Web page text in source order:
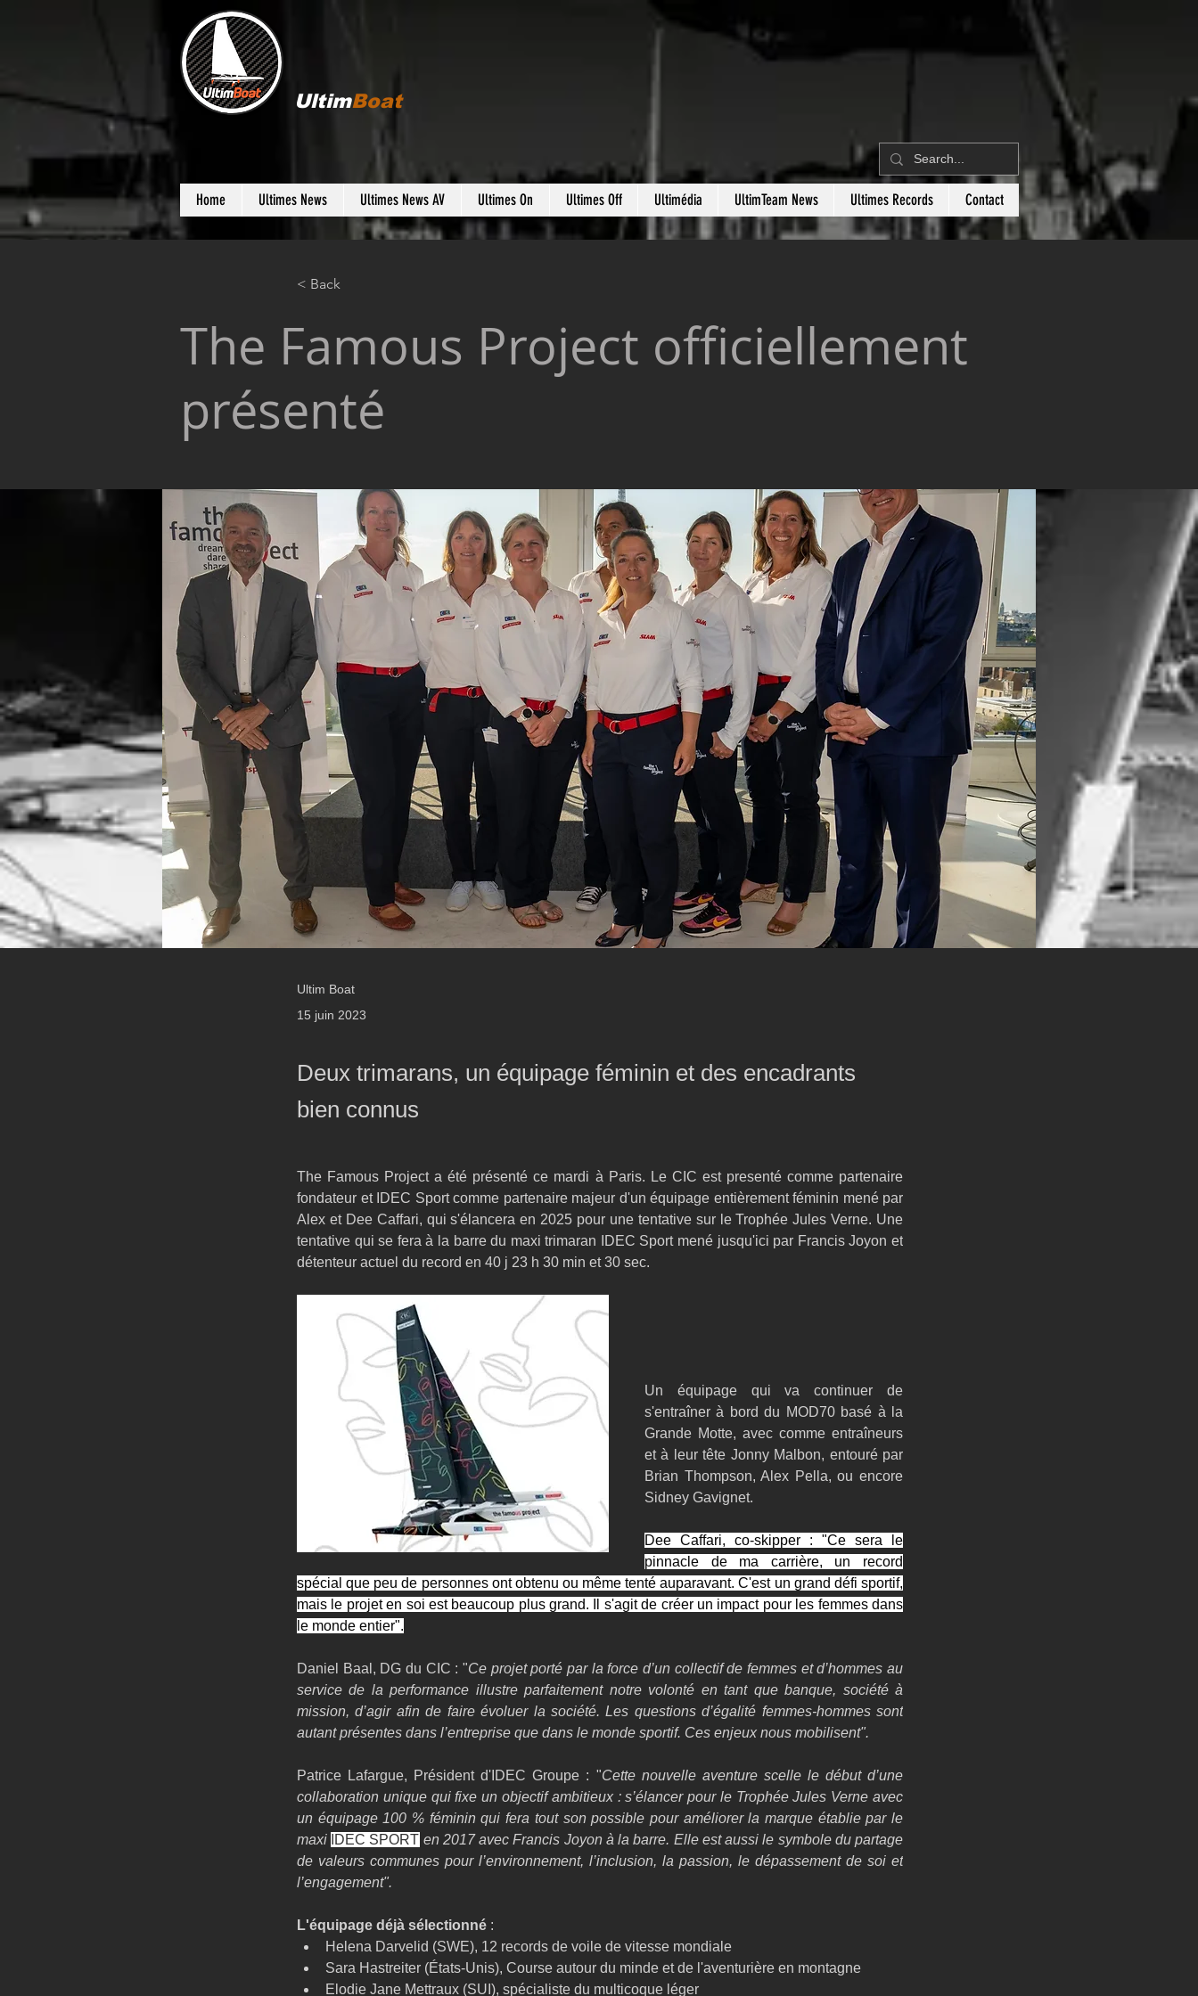
UltimBoat
Home Ultimes News Ultimes News AV Ultimes On Ultimes Off Ultimédia UltimTeam News Ultimes Records Contact
< Back
The Famous Project officiellement
présenté
Ultim Boat
15 juin 2023
Deux trimarans, un équipage féminin et des encadrants
bien connus
The Famous Project a été présenté ce mardi à Paris. Le CIC est presenté comme partenaire
fondateur et IDEC Sport comme partenaire majeur d'un équipage entièrement féminin mené par
Alex et Dee Caffari, qui s'élancera en 2025 pour une tentative sur le Trophée Jules Verne. Une
tentative qui se fera à la barre du maxi trimaran IDEC Sport mené jusqu'ici par Francis Joyon et
détenteur actuel du record en 40 j 23 h 30 min et 30 sec.
Un équipage qui va continuer de
s'entraîner à bord du MOD70 basé à la
Grande Motte, avec comme entraîneurs
et à leur tête Jonny Malbon, entouré par
Brian Thompson, Alex Pella, ou encore
Sidney Gavignet.
Dee Caffari, co-skipper : "Ce sera le
pinnacle de ma carrière, un record
spécial que peu de personnes ont obtenu ou même tenté auparavant. C'est un grand défi sportif,
mais le projet en soi est beaucoup plus grand. Il s'agit de créer un impact pour les femmes dans
le monde entier".
Daniel Baal, DG du CIC : "Ce projet porté par la force d’un collectif de femmes et d’hommes au
service de la performance illustre parfaitement notre volonté en tant que banque, société à
mission, d’agir afin de faire évoluer la société. Les questions d’égalité femmes-hommes sont
autant présentes dans l’entreprise que dans le monde sportif. Ces enjeux nous mobilisent".
Patrice Lafargue, Président d'IDEC Groupe : "Cette nouvelle aventure scelle le début d’une
collaboration unique qui fixe un objectif ambitieux : s’élancer pour le Trophée Jules Verne avec
un équipage 100 % féminin qui fera tout son possible pour améliorer la marque établie par le
maxi IDEC SPORT en 2017 avec Francis Joyon à la barre. Elle est aussi le symbole du partage
de valeurs communes pour l’environnement, l’inclusion, la passion, le dépassement de soi et
l’engagement".
L'équipage déjà sélectionné :
Helena Darvelid (SWE), 12 records de voile de vitesse mondiale
Sara Hastreiter (États-Unis), Course autour du minde et de l'aventurière en montagne
Elodie Jane Mettraux (SUI), spécialiste du multicoque léger